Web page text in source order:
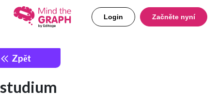
Login Začněte nyní
Zpět
studium